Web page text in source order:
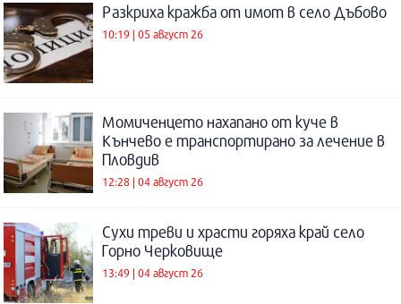
Разкриха кражба от имот в село Дъбово
10:19 | 05 август 26
Момиченцето нахапано от куче в
Кънчево е транспортирано за лечение в
Пловдив
12:28 | 04 август 26
Сухи треви и храсти горяха край село
Горно Черковище
13:49 | 04 август 26